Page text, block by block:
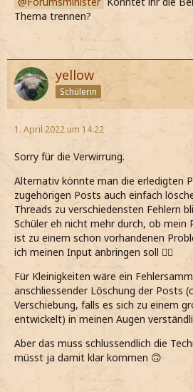
Thema trennen?
yellow
Schülerin
1. April 2022 um 14:22
Sorry für die Verwirrung.
Alternativ könnte man die erledigten
zugehörigen Posts auch einfach
Threads zu verschiedensten Fehlern
Schüler eh nicht mehr durch, ob mein
ist zu einem schon vorhandenen
ich meinen Input anbringen soll 🤷‍♀️
Für Kleinigkeiten wäre ein
anschliessender Löschung der Posts
Verschiebung, falls es sich zu einem
entwickelt) in meinen Augen
Aber das muss schlussendlich die
müsst ja damit klar kommen 🙃